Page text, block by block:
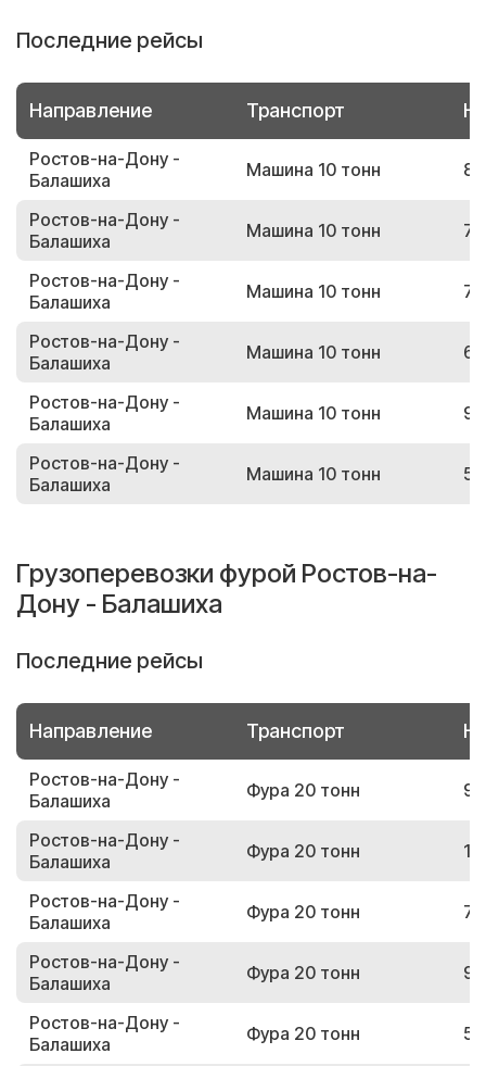
Последние рейсы
Направление Транспорт
Ростов-на-Дону -
Балашиха
Машина 10 тонн
Ростов-на-Дону -
Балашиха
Машина 10 тонн
Ростов-на-Дону -
Балашиха
Машина 10 тонн
Ростов-на-Дону -
Балашиха
Машина 10 тонн
Ростов-на-Дону -
Балашиха
Машина 10 тонн
Ростов-на-Дону -
Балашиха
Машина 10 тонн
Грузоперевозки фурой Ростов-на-
Дону - Балашиха
Последние рейсы
Направление Транспорт
Ростов-на-Дону -
Балашиха
Фура 20 тонн
Ростов-на-Дону -
Балашиха
Фура 20 тонн
Ростов-на-Дону -
Балашиха
Фура 20 тонн
Ростов-на-Дону -
Балашиха
Фура 20 тонн
Ростов-на-Дону -
Балашиха
Фура 20 тонн